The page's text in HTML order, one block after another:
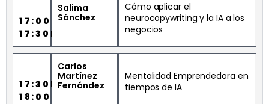
17:00H
17:30H
Salima
Sánchez
Cómo aplicar el
neurocopywriting y la IA a los
negocios
17:30H
18:00H
Carlos
Martínez
Fernández
Mentalidad Emprendedora en
tiempos de IA